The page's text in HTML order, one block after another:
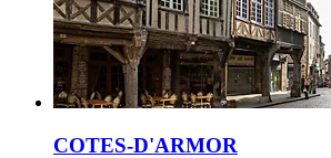
COTES-D'ARMOR